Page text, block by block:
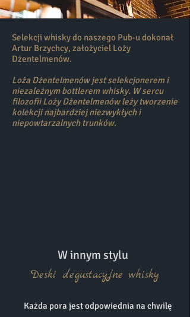
Selekcji whisky do naszego Pub-u dokonał
Artur Brzychcy, założyciel Loży
Dżentelmenów.
Loża Dżentelmenów jest selekcjonerem i
niezależnym bottlerem whisky. W sercu
filozofii Loży Dżentelmenów leży tworzenie
kolekcji najbardziej niezwykłych i
niepowtarzalnych trunków.
W innym stylu
Deski degustacyjne whisky
Każda pora jest odpowiednia na chwilę